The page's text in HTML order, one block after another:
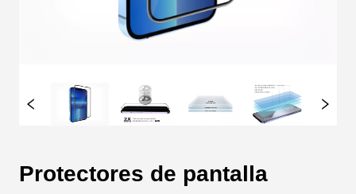
Protectores de pantalla